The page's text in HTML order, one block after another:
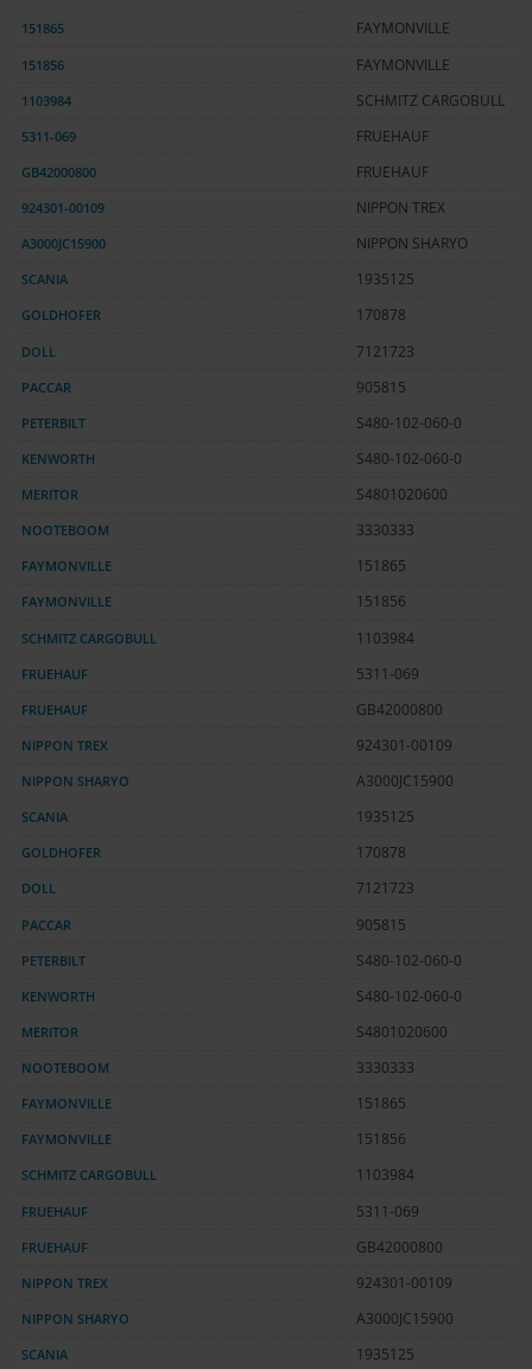
151865 FAYMONVILLE
151856 FAYMONVILLE
1103984 SCHMITZ CARGOBULL
5311-069 FRUEHAUF
GB42000800 FRUEHAUF
924301-00109 NIPPON TREX
A3000JC15900 NIPPON SHARYO
SCANIA 1935125
GOLDHOFER 170878
DOLL 7121723
PACCAR 905815
PETERBILT S480-102-060-0
KENWORTH S480-102-060-0
MERITOR S4801020600
NOOTEBOOM 3330333
FAYMONVILLE 151865
FAYMONVILLE 151856
SCHMITZ CARGOBULL 1103984
FRUEHAUF 5311-069
FRUEHAUF GB42000800
NIPPON TREX 924301-00109
NIPPON SHARYO A3000JC15900
SCANIA 1935125
GOLDHOFER 170878
DOLL 7121723
PACCAR 905815
PETERBILT S480-102-060-0
KENWORTH S480-102-060-0
MERITOR S4801020600
NOOTEBOOM 3330333
FAYMONVILLE 151865
FAYMONVILLE 151856
SCHMITZ CARGOBULL 1103984
FRUEHAUF 5311-069
FRUEHAUF GB42000800
NIPPON TREX 924301-00109
NIPPON SHARYO A3000JC15900
SCANIA 1935125